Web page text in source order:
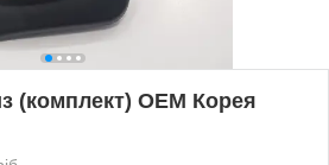
(комплект) ОЕМ Корея